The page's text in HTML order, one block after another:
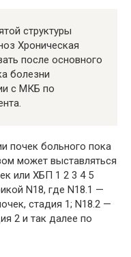
структуры
Хроническая
после основного
болезни
с МКБ по
почек больного пока
может выставляться
или ХБП 1 2 3 4 5
N18, где N18.1 —
стадия 1; N18.2 —
2 и так далее по